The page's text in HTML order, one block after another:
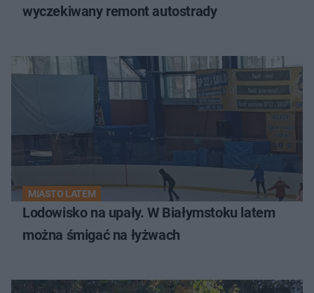
wyczekiwany remont autostrady
MIASTO LATEM
Lodowisko na upały. W Białymstoku latem
można śmigać na łyżwach